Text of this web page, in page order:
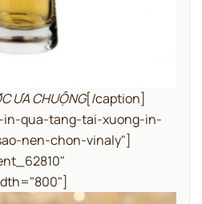
ƯA CHUỘNG[/caption]
in-qua-tang-tai-xuong-in-
nen-chon-vinaly"]